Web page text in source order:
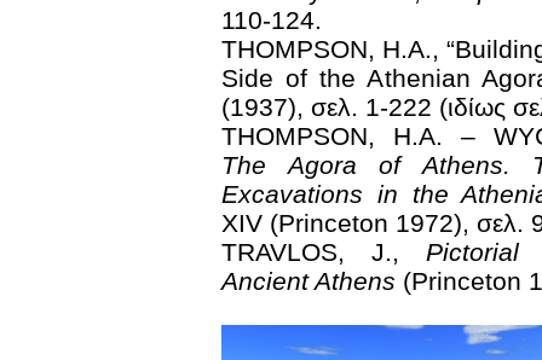
110-124.
THOMPSON, H.A.,
Side of the Athenian
(1937), σελ. 1-222 (ιδίως
THOMPSON, H.A. –
The Agora of Athens.
Excavations in the
XIV (Princeton 1972), σελ.
TRAVLOS, J., Pictorial
Ancient Athens (Princeton